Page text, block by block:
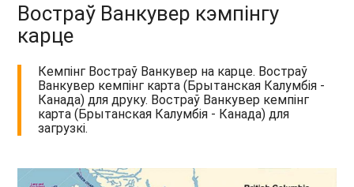
Востраў Ванкувер кэмпінгу
карце
Кемпінг Востраў Ванкувер на карце. Востраў
Ванкувер кемпінг карта (Брытанская Калумбія -
Канада) для друку. Востраў Ванкувер кемпінг
карта (Брытанская Калумбія - Канада) для
загрузкі.